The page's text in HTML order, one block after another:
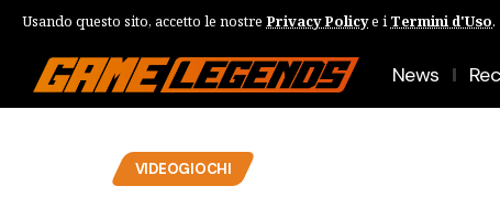
Usando questo sito, accetto le nostre Privacy Policye i Termini d'Uso.
News
VIDEOGIOCHI